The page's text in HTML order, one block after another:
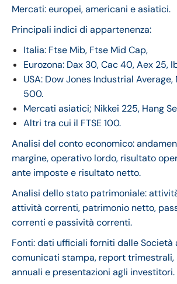
Mercati: europei, americani e asiatici.
Principali indici di appartenenza:
Italia: Ftse Mib, Ftse Mid Cap,
Eurozona: Dax 30, Cac 40, Aex 25,
USA: Dow Jones Industrial Average,
500.
Mercati asiatici; Nikkei 225, Hang
Altri tra cui il FTSE 100.
Analisi del conto economico:
margine, operativo lordo, risultato
ante imposte e risultato netto.
Analisi dello stato patrimoniale:
attività correnti, patrimonio netto,
correnti e passività correnti.
Fonti: dati ufficiali forniti dalle Società
comunicati stampa, report trimestrali,
annuali e presentazioni agli investitori.